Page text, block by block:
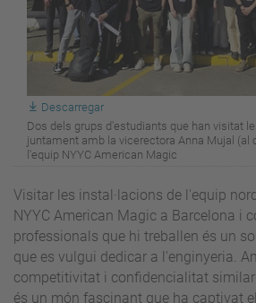
Descarregar
Dos dels grups d'estudiants que han visitat
juntament amb la vicerectora Anna Mujal (al
l'equip NYYC American Magic
Visitar les instal·lacions de l'equip
NYYC American Magic a Barcelona i
professionals que hi treballen és un
que es vulgui dedicar a l'enginyeria.
competitivitat i confidencialitat
és un món fascinant que ha captivat